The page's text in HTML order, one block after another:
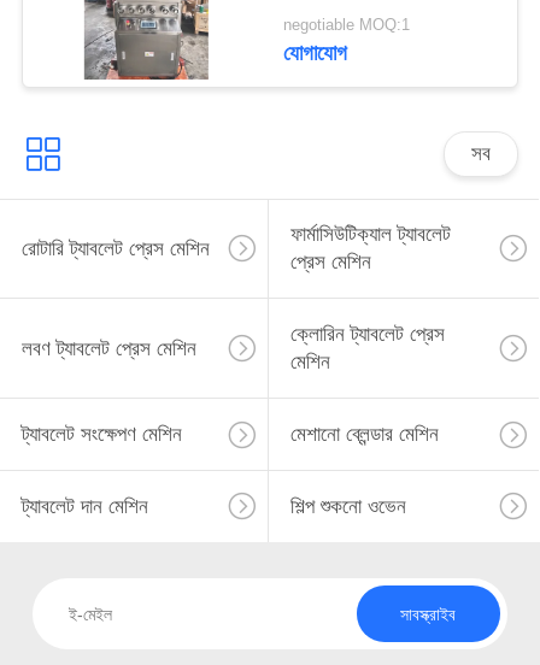
negotiable MOQ:1
যোগাযোগ
সব
রোটারি ট্যাবলেট প্রেস মেশিন
ফার্মাসিউটিক্যাল ট্যাবলেট
প্রেস মেশিন
লবণ ট্যাবলেট প্রেস মেশিন
ক্লোরিন ট্যাবলেট প্রেস
মেশিন
ট্যাবলেট সংক্ষেপণ মেশিন মেশানো ব্লেন্ডার মেশিন
ট্যাবলেট দান মেশিন শিল্প শুকনো ওভেন
সাবস্ক্রাইব